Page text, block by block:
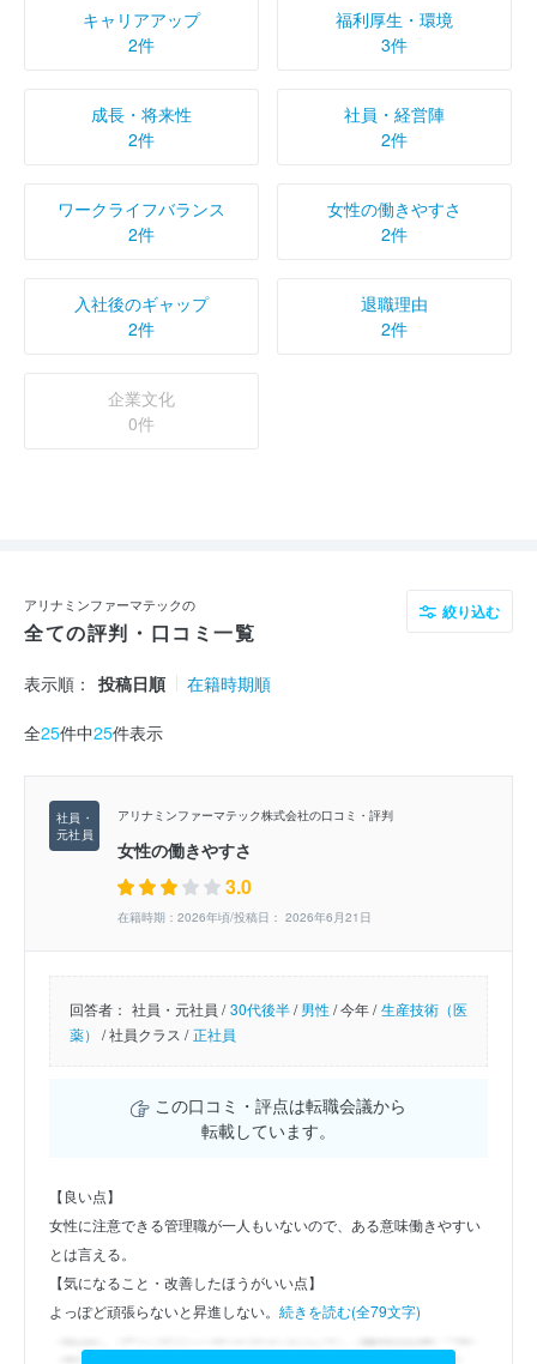
キャリアアップ
2件
福利厚生・環境
3件
成長・将来性
2件
社員・経営陣
2件
ワークライフバランス
2件
女性の働きやすさ
2件
入社後のギャップ
2件
退職理由
2件
企業文化
0件
アリナミンファーマテックの
全ての評判・口コミ一覧
絞り込む
表示順： 投稿日順 在籍時期順
全25件中25件表示
アリナミンファーマテック株式会社の口コミ・評判
女性の働きやすさ
3.0
在籍時期：2026年頃/投稿日： 2026年6月21日
回答者： 社員・元社員 / 30代後半/男性/今年 / 生産技術（医
薬） /社員クラス / 正社員
この口コミ・評点は転職会議から
転載しています。
【良い点】
女性に注意できる管理職が一人もいないので、ある意味働きやすい
とは言える。
【気になること・改善したほうがいい点】
よっぽど頑張らないと昇進しない。 続きを読む(全79文字)